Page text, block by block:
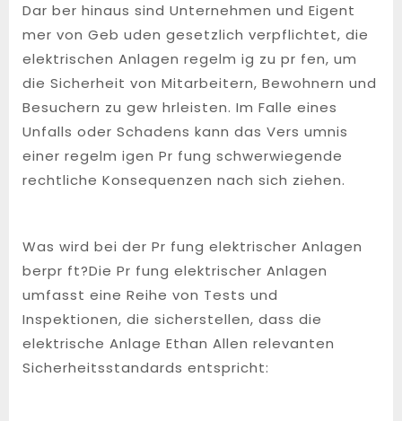
Dar ber hinaus sind Unternehmen und Eigent
mer von Geb uden gesetzlich verpflichtet, die
elektrischen Anlagen regelm ig zu pr fen, um
die Sicherheit von Mitarbeitern, Bewohnern und
Besuchern zu gew hrleisten. Im Falle eines
Unfalls oder Schadens kann das Vers umnis
einer regelm igen Pr fung schwerwiegende
rechtliche Konsequenzen nach sich ziehen.
Was wird bei der Pr fung elektrischer Anlagen
berpr ft?Die Pr fung elektrischer Anlagen
umfasst eine Reihe von Tests und
Inspektionen, die sicherstellen, dass die
elektrische Anlage Ethan Allen relevanten
Sicherheitsstandards entspricht: